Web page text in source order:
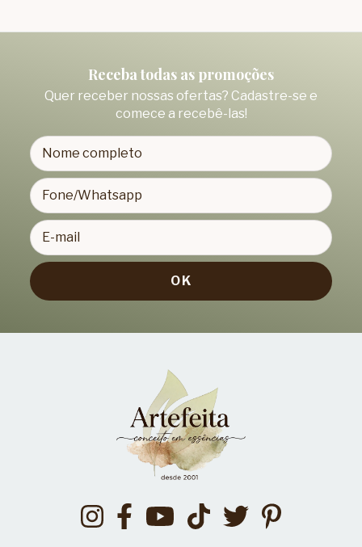
Receba todas as promoções
Quer receber nossas ofertas? Cadastre-se e
comece a recebê-las!